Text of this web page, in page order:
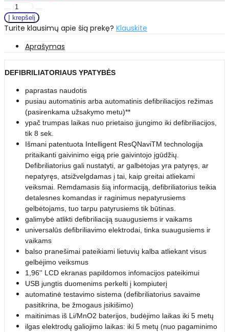
Turite klausimų apie šią prekę? Klauskite
Aprašymas
DEFIBRILIATORIAUS YPATYBĖS
paprastas naudotis
pusiau automatinis arba automatinis defibriliacijos režimas
(pasirenkama užsakymo metu)**
ypač trumpas laikas nuo prietaiso įjungimo iki defibriliacijos,
tik 8 sek.
Išmani patentuota Intelligent ResQNaviTM technologija
pritaikanti gaivinimo eigą prie gaivintojo įgūdžių.
Defibriliatorius gali nustatyti, ar galbėtojas yra patyręs, ar
nepatyręs, atsižvelgdamas į tai, kaip greitai atliekami
veiksmai. Remdamasis šią informaciją, defibriliatorius teikia
detalesnes komandas ir raginimus nepatyrusiems
gelbėtojams, tuo tarpu patyrusiems tik būtinas.
galimybė atlikti defibriliaciją suaugusiems ir vaikams
universalūs defibriliavimo elektrodai, tinka suaugusiems ir
vaikams
balso pranešimai pateikiami lietuvių kalba atliekant visus
gelbėjimo veiksmus
1,96'' LCD ekranas papildomos infomacijos pateikimui
USB jungtis duomenims perkelti į kompiuterį
automatinė testavimo sistema (defibriliatorius savaime
pasitikrina, be žmogaus įsikišimo)
maitinimas iš Li/MnO2 baterijos, budėjimo laikas iki 5 metų
ilgas elektrodų galiojimo laikas: iki 5 metų (nuo pagaminimo